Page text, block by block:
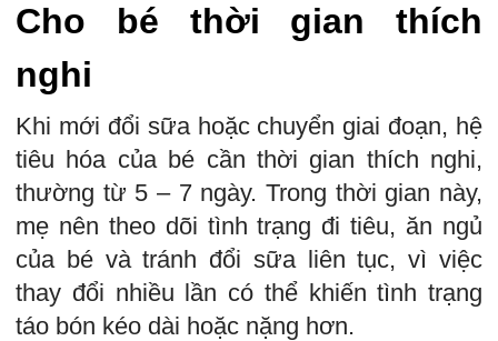
Cho bé thời gian thích
nghi
Khi mới đổi sữa hoặc chuyển giai đoạn, hệ
tiêu hóa của bé cần thời gian thích nghi,
thường từ 5 – 7 ngày. Trong thời gian này,
mẹ nên theo dõi tình trạng đi tiêu, ăn ngủ
của bé và tránh đổi sữa liên tục, vì việc
thay đổi nhiều lần có thể khiến tình trạng
táo bón kéo dài hoặc nặng hơn.